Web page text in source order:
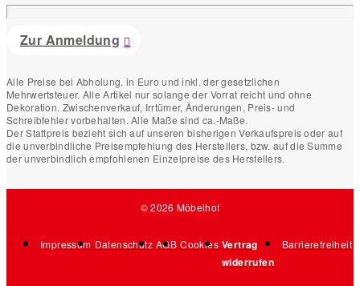
Zur Anmeldung
Alle Preise bei Abholung, in Euro und inkl. der gesetzlichen
Mehrwertsteuer. Alle Artikel nur solange der Vorrat reicht und ohne
Dekoration. Zwischenverkauf, Irrtümer, Änderungen, Preis- und
Schreibfehler vorbehalten. Alle Maße sind ca.-Maße.
Der Stattpreis bezieht sich auf unseren bisherigen Verkaufspreis oder auf
die unverbindliche Preisempfehlung des Herstellers, bzw. auf die Summe
der unverbindlich empfohlenen Einzelpreise des Herstellers.
© 2026 Möbelhof
Impressum Datenschutz AGB Cookies Vertrag
widerrufen
Barrierefreiheit